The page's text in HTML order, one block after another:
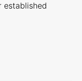
established